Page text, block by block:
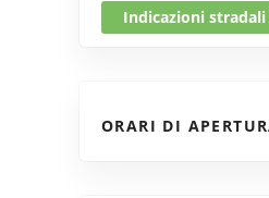
Indicazioni stradali
ORARI DI